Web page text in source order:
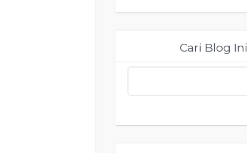
Cari Blog Ini